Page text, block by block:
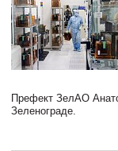
Префект ЗелАО
Зеленограде.